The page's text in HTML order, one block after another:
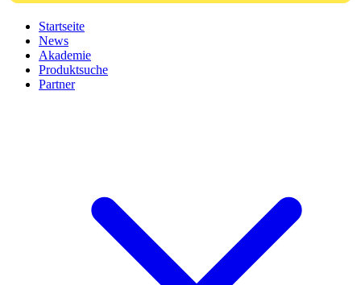
Startseite
News
Akademie
Produktsuche
Partner